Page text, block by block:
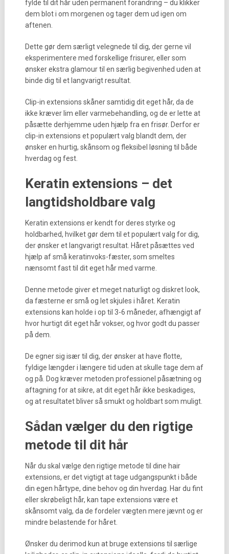
fylde til dit hår uden permanent forandring – du klikker
dem blot i om morgenen og tager dem ud igen om
aftenen.
Dette gør dem særligt velegnede til dig, der gerne vil
eksperimentere med forskellige frisurer, eller som
ønsker ekstra glamour til en særlig begivenhed uden at
binde dig til et langvarigt resultat.
Clip-in extensions skåner samtidig dit eget hår, da de
ikke kræver lim eller varmebehandling, og de er lette at
påsætte derhjemme uden hjælp fra en frisør. Derfor er
clip-in extensions et populært valg blandt dem, der
ønsker en hurtig, skånsom og fleksibel løsning til både
hverdag og fest.
Keratin extensions – det
langtidsholdbare valg
Keratin extensions er kendt for deres styrke og
holdbarhed, hvilket gør dem til et populært valg for dig,
der ønsker et langvarigt resultat. Håret påsættes ved
hjælp af små keratinvoks-fæster, som smeltes
nænsomt fast til dit eget hår med varme.
Denne metode giver et meget naturligt og diskret look,
da fæsterne er små og let skjules i håret. Keratin
extensions kan holde i op til 3-6 måneder, afhængigt af
hvor hurtigt dit eget hår vokser, og hvor godt du passer
på dem.
De egner sig især til dig, der ønsker at have flotte,
fyldige længder i længere tid uden at skulle tage dem af
og på. Dog kræver metoden professionel påsætning og
aftagning for at sikre, at dit eget hår ikke beskadiges,
og at resultatet bliver så smukt og holdbart som muligt.
Sådan vælger du den rigtige
metode til dit hår
Når du skal vælge den rigtige metode til dine hair
extensions, er det vigtigt at tage udgangspunkt i både
din egen hårtype, dine behov og din hverdag. Har du fint
eller skrøbeligt hår, kan tape extensions være et
skånsomt valg, da de fordeler vægten mere jævnt og er
mindre belastende for håret.
Ønsker du derimod kun at bruge extensions til særlige